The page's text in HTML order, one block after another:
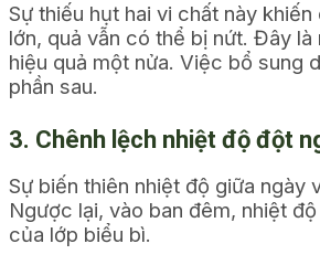
Sự thiếu hụt hai vi chất này
lớn, quả vẫn có thể bị nứt. Đây
hiệu quả một nửa. Việc bổ sung
phần sau.
3. Chênh lệch nhiệt độ đột
Sự biến thiên nhiệt độ giữa ngày
Ngược lại, vào ban đêm, nhiệt
của lớp biểu bì.